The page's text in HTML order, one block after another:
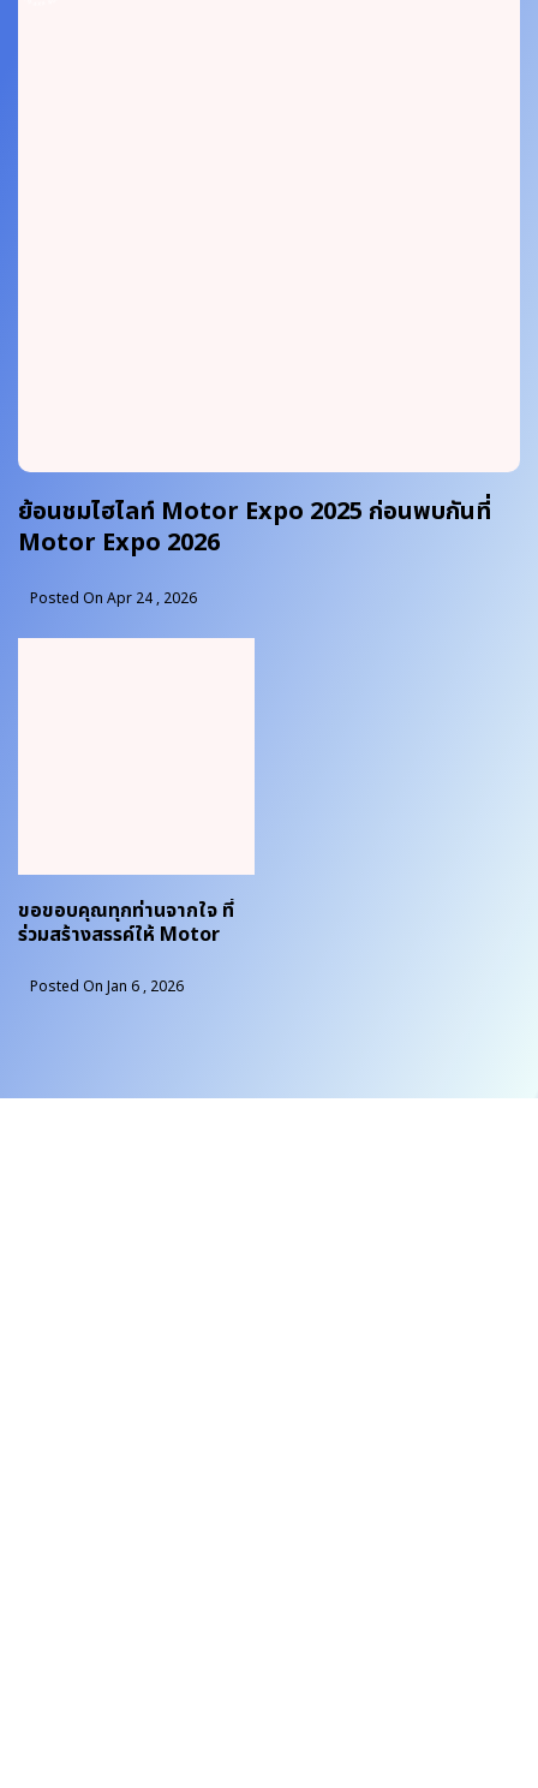
ย้อนชมไฮไลท์ Motor Expo 2025 ก่อนพบกันที่
Motor Expo 2026
Posted On Apr 24 , 2026
ขอขอบคุณทุกท่านจากใจ ที่
ร่วมสร้างสรรค์ให้ Motor
ยนต์ที่ยิ่งใหญ่และอลังการ
Posted On Jan 6 , 2026